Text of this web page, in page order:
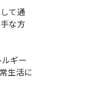
て通
な方
ギー
生活に